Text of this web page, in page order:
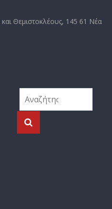
Θεμιστοκλέους, 145 61 Νέα